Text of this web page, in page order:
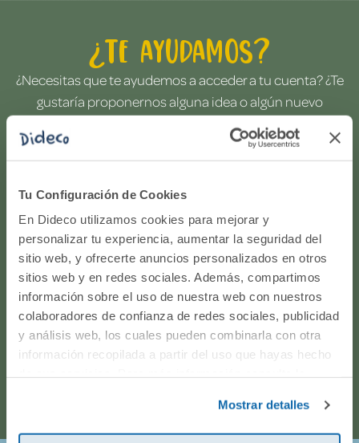
Tu Configuración de Cookies
En Dideco utilizamos cookies para mejorar y
personalizar tu experiencia, aumentar la seguridad del
sitio web, y ofrecerte anuncios personalizados en otros
sitios web y en redes sociales. Además, compartimos
información sobre el uso de nuestra web con nuestros
colaboradores de confianza de redes sociales, publicidad
y análisis web, los cuales pueden combinarla con otra
información recopilada a partir del uso que hayas hecho
Mostrar detalles
¿Te ayudamos?
¿Necesitas que te ayudemos a acceder a tu cuenta? ¿Te
gustaría proponernos alguna idea o algún nuevo
producto? ¿Has realizado un pedido y quieres saber si
todo va viento en popa? Ponte en contacto con
nosotros.
916597360
Correo electrónico
Horario de atención telefónica: de Lunes a Viernes, de
9:00h a 17:00h.